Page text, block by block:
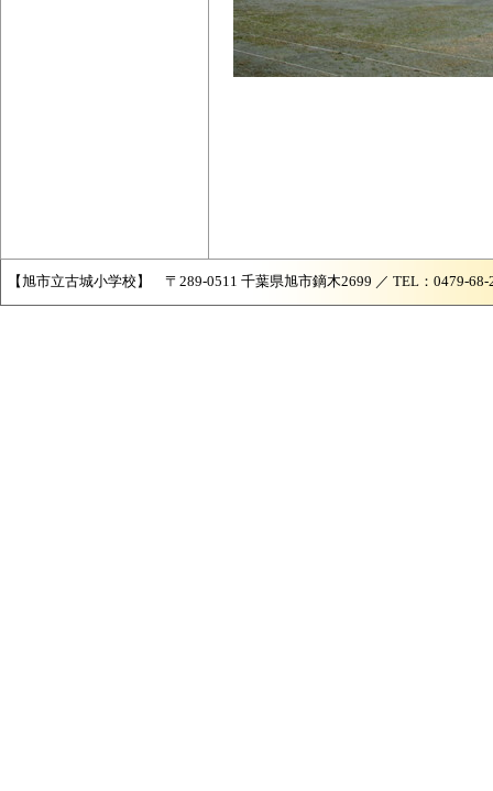
【旭市立古城小学校】 〒289-0511 千葉県旭市鏑木2699 ／ TEL：0479-68-